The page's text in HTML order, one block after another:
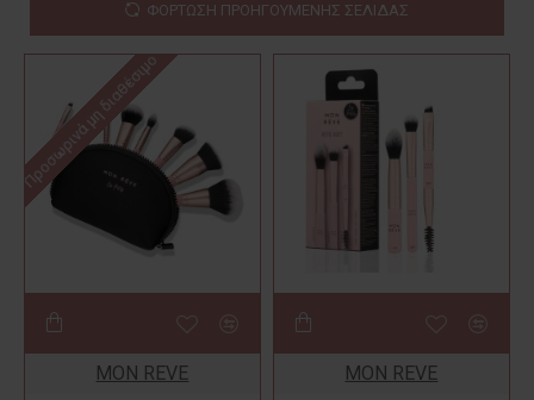
ΦΌΡΤΩΣΗ ΠΡΟΗΓΟΎΜΕΝΗΣ ΣΕΛΊΔΑΣ
Προσωρινά μη διαθέσιμο
MON REVE MON REVE